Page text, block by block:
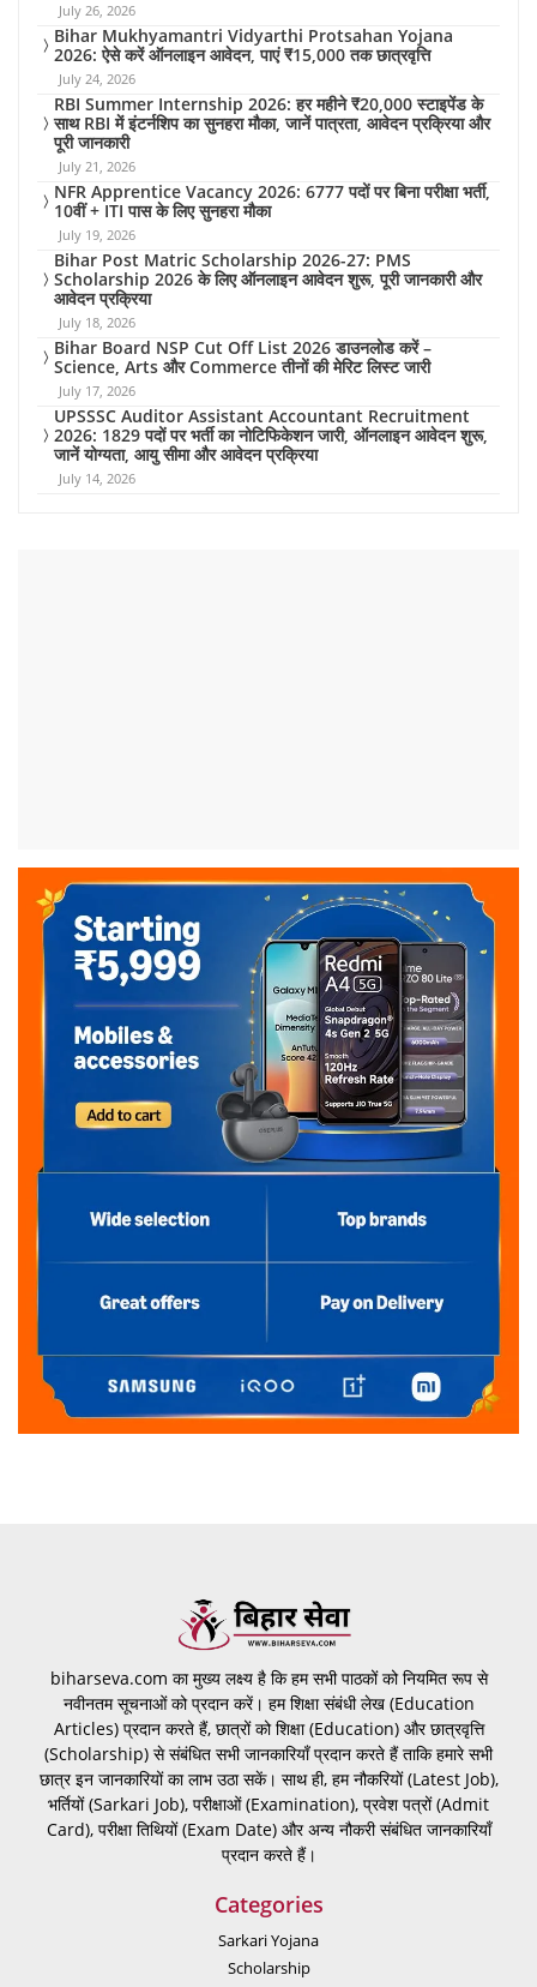
July 26, 2026
Bihar Mukhyamantri Vidyarthi Protsahan Yojana
2026: ऐसे करें ऑनलाइन आवेदन, पाएं ₹15,000 तक छात्रवृत्ति
July 24, 2026
RBI Summer Internship 2026: हर महीने ₹20,000 स्टाइपेंड के
साथ RBI में इंटर्नशिप का सुनहरा मौका, जानें पात्रता, आवेदन प्रक्रिया और
पूरी जानकारी
July 21, 2026
NFR Apprentice Vacancy 2026: 6777 पदों पर बिना परीक्षा भर्ती,
10वीं + ITI पास के लिए सुनहरा मौका
July 19, 2026
Bihar Post Matric Scholarship 2026-27: PMS
Scholarship 2026 के लिए ऑनलाइन आवेदन शुरू, पूरी जानकारी और
आवेदन प्रक्रिया
July 18, 2026
Bihar Board NSP Cut Off List 2026 डाउनलोड करें –
Science, Arts और Commerce तीनों की मेरिट लिस्ट जारी
July 17, 2026
UPSSSC Auditor Assistant Accountant Recruitment
2026: 1829 पदों पर भर्ती का नोटिफिकेशन जारी, ऑनलाइन आवेदन शुरू,
जानें योग्यता, आयु सीमा और आवेदन प्रक्रिया
July 14, 2026
biharseva.com का मुख्य लक्ष्य है कि हम सभी पाठकों को नियमित रूप से
नवीनतम सूचनाओं को प्रदान करें। हम शिक्षा संबंधी लेख (Education
Articles) प्रदान करते हैं, छात्रों को शिक्षा (Education) और छात्रवृत्ति
(Scholarship) से संबंधित सभी जानकारियाँ प्रदान करते हैं ताकि हमारे सभी
छात्र इन जानकारियों का लाभ उठा सकें। साथ ही, हम नौकरियों (Latest Job),
भर्तियों (Sarkari Job), परीक्षाओं (Examination), प्रवेश पत्रों (Admit
Card), परीक्षा तिथियों (Exam Date) और अन्य नौकरी संबंधित जानकारियाँ
प्रदान करते हैं।
Categories
Sarkari Yojana
Scholarship